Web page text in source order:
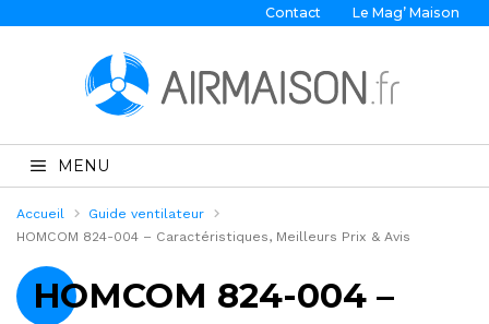
Contact Le Mag’ Maison
MENU
Accueil
Guide ventilateur
HOMCOM 824-004 – Caractéristiques, Meilleurs Prix & Avis
HOMCOM 824-004 –